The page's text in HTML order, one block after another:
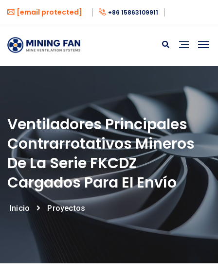
[email protected] +86 15863109911
Ventiladores Principales
Contrarrotativos Mineros
De La Serie FKCDZ
Cargados Para El Envío
Inicio Proyectos